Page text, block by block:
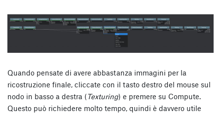
Quando pensate di avere abbastanza immagini per la
ricostruzione finale, cliccate con il tasto destro del mouse sul
nodo in basso a destra (Texturing) e premere su Compute.
Questo può richiedere molto tempo, quindi è davvero utile